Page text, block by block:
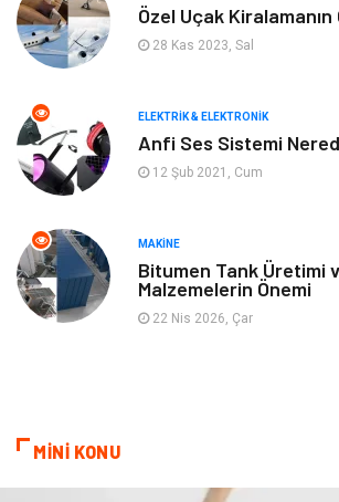
Bilgisayar & Yazılım Spor
İnternet
Finans ve Yönetim
Mobilya Aksesuar
Anne Çocuk
Tekstil Hediyelik
Bitkisel Ürünler
Özel Uçak
28 Kas 2023, Sal
ELEKTRIK & ELEKTRONIK
Anfi Ses Sistemi
12 Şub 2021, Cum
MAKINE
Bitumen Tank Üretimi
Malzemelerin Önemi
22 Nis 2026, Çar
MİNİ KONU